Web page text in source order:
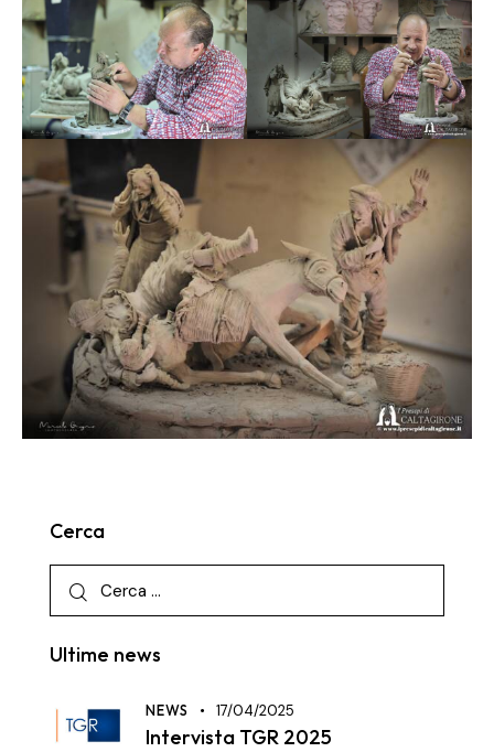
Cerca
Ultime news
NEWS 17/04/2025
Intervista TGR 2025